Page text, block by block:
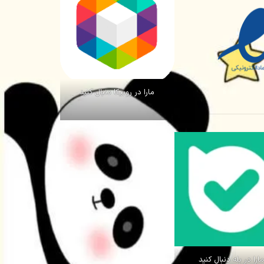
مارا در روبیکا دنبال کنید
مارا در بله دنبال کنید